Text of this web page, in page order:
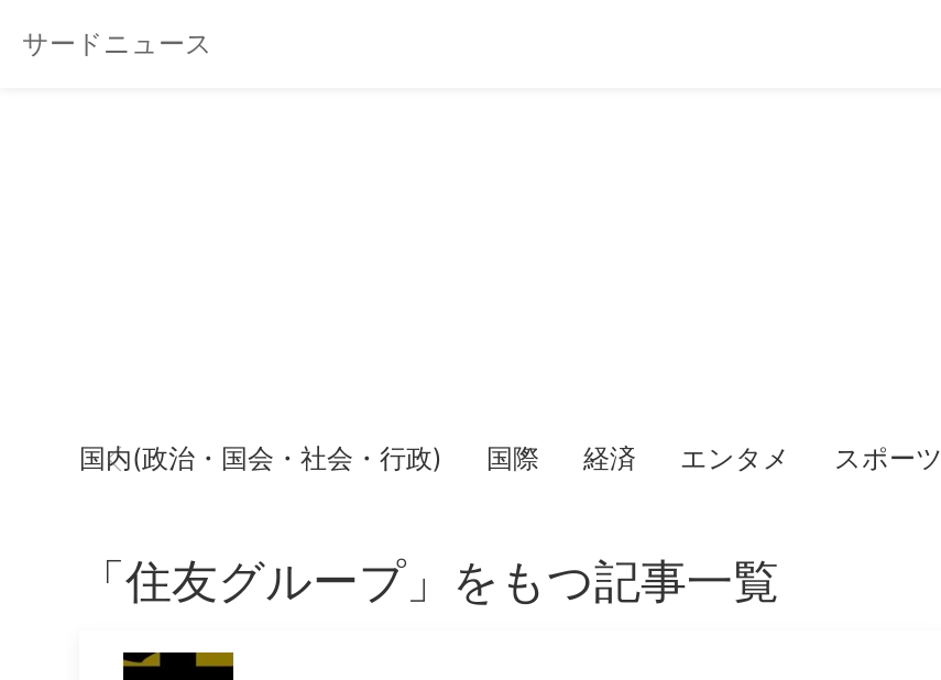
サードニュース
国内(政治・国会・社会・行政) 国際 経済 エンタメ スポーツ
「住友グループ」をもつ記事一覧